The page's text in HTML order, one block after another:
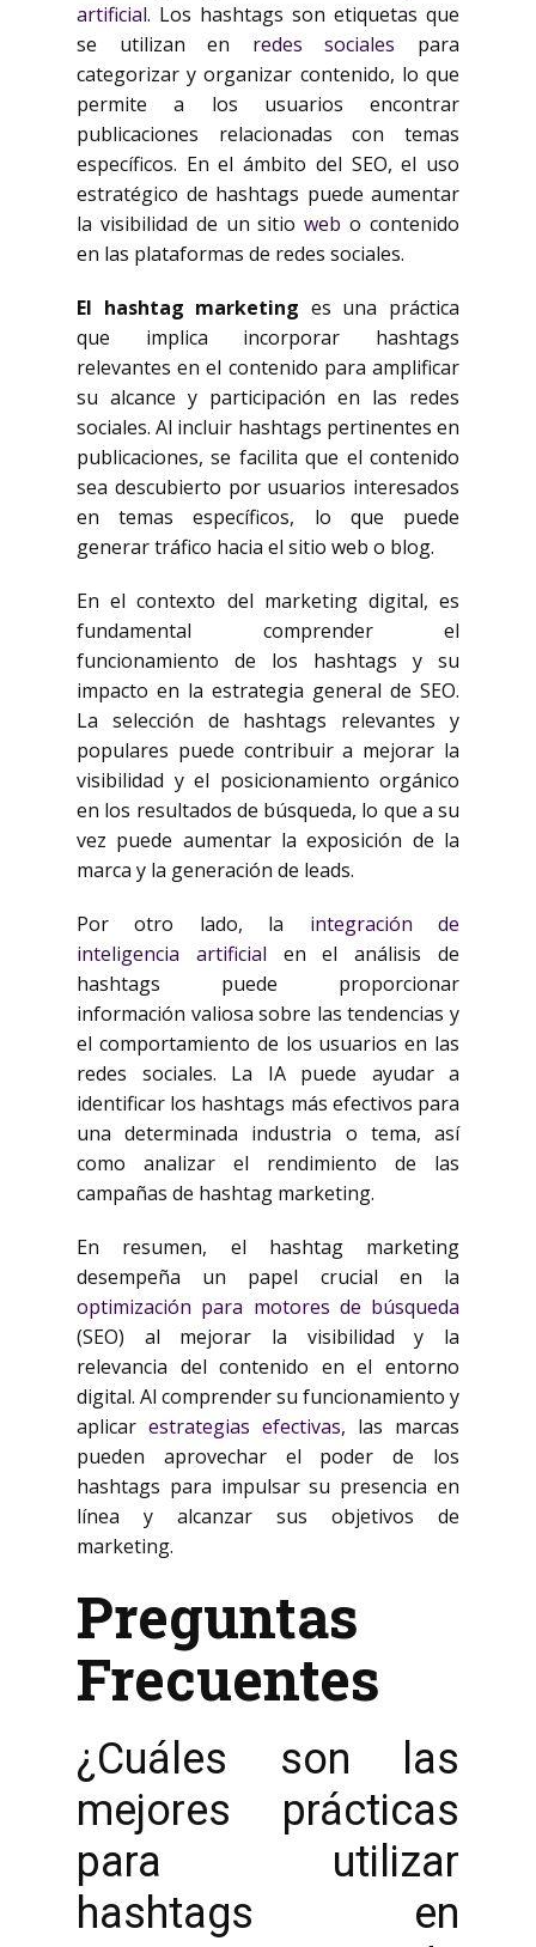
artificial. Los hashtags son etiquetas que
se utilizan en redes sociales para
categorizar y organizar contenido, lo que
permite a los usuarios encontrar
publicaciones relacionadas con temas
específicos. En el ámbito del SEO, el uso
estratégico de hashtags puede aumentar
la visibilidad de un sitioweb o contenido
en las plataformas de redes sociales.
El hashtag marketing es una práctica
que implica incorporar hashtags
relevantes en el contenido para amplificar
su alcance y participación en las redes
sociales. Al incluir hashtags pertinentes en
publicaciones, se facilita que el contenido
sea descubierto por usuarios interesados
en temas específicos, lo que puede
generar tráfico hacia el sitio web o blog.
En el contexto del marketing digital, es
fundamental comprender el
funcionamiento de los hashtags y su
impacto en la estrategia general de SEO.
La selección de hashtags relevantes y
populares puede contribuir a mejorar la
visibilidad y el posicionamiento orgánico
en los resultados de búsqueda, lo que a su
vez puede aumentar la exposición de la
marca y la generación de leads.
Por otro lado, la integración de
inteligencia artificial en el análisis de
hashtags puede proporcionar
información valiosa sobre las tendencias y
el comportamiento de los usuarios en las
redes sociales. La IA puede ayudar a
identificar los hashtags más efectivos para
una determinada industria o tema, así
como analizar el rendimiento de las
campañas de hashtag marketing.
En resumen, el hashtag marketing
desempeña un papel crucial en la
optimización para motores de búsqueda
(SEO) al mejorar la visibilidad y la
relevancia del contenido en el entorno
digital. Al comprender su funcionamiento y
aplicar estrategias efectivas, las marcas
pueden aprovechar el poder de los
hashtags para impulsar su presencia en
línea y alcanzar sus objetivos de
marketing.
Preguntas
Frecuentes
¿Cuáles son las
mejores prácticas
para utilizar
hashtags en